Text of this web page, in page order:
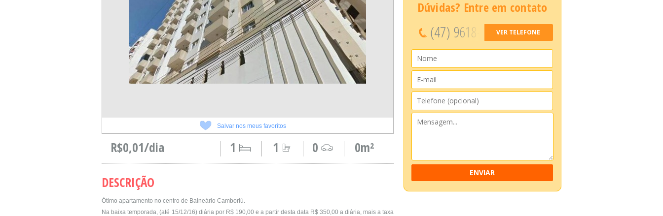
Salvar nos meus favoritos
R$0,01/dia 0m²
0
1
1
DESCRIÇÃO
Ótimo apartamento no centro de Balneário Camboriú.
Na baixa temporada, (até 15/12/16) diária por R$ 190,00 e a partir desta data R$ 350,00 a diária, mais a taxa
Dúvidas? Entre em contato
(47) 9618- VER TELEFONE
ENVIAR